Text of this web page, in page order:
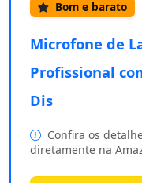
Bom e barato
Microfone de
Profissional
Dis
Confira os
diretamente na